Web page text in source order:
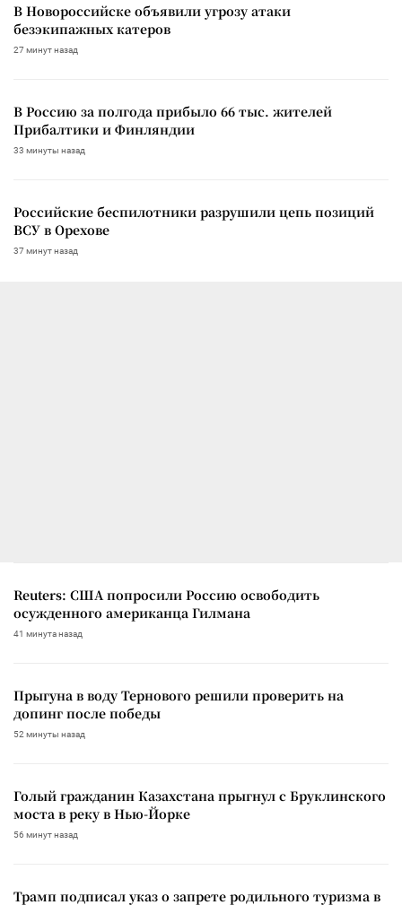
В Новороссийске объявили угрозу атаки
безэкипажных катеров
27 минут назад
В Россию за полгода прибыло 66 тыс. жителей
Прибалтики и Финляндии
33 минуты назад
Российские беспилотники разрушили цепь позиций
ВСУ в Орехове
37 минут назад
Reuters: США попросили Россию освободить
осужденного американца Гилмана
41 минута назад
Прыгуна в воду Тернового решили проверить на
допинг после победы
52 минуты назад
Голый гражданин Казахстана прыгнул с Бруклинского
моста в реку в Нью-Йорке
56 минут назад
Трамп подписал указ о запрете родильного туризма в